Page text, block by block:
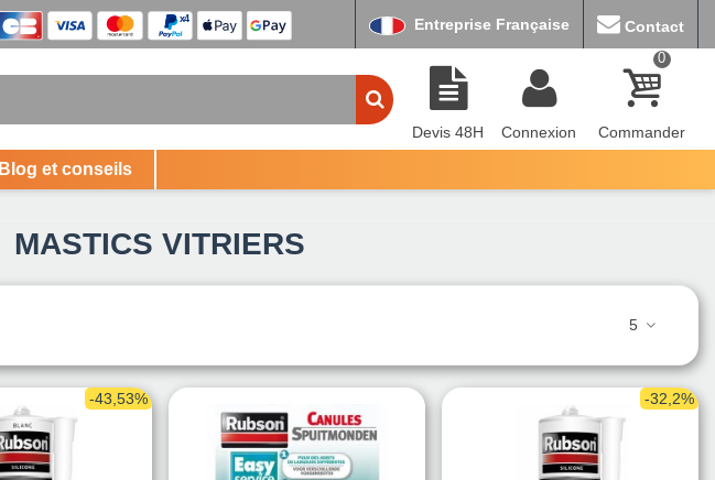
Entreprise Française Contact
Devis 48H Connexion
0
Commander
Blog et conseils
MASTICS VITRIERS
5
-43,53% -32,2%